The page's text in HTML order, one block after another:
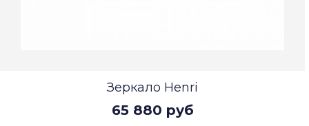
Зеркало Henri
65 880 руб